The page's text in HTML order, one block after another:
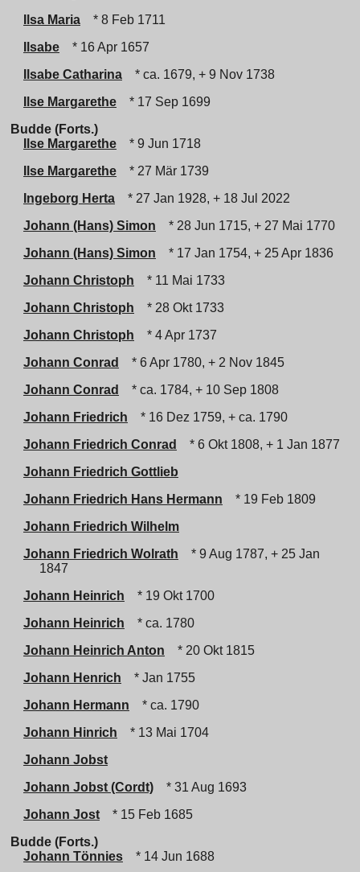
Ilsa Maria
* 8 Feb 1711
Ilsabe
* 16 Apr 1657
Ilsabe Catharina
* ca. 1679, + 9 Nov 1738
Ilse Margarethe
* 17 Sep 1699
Budde (Forts.)
Ilse Margarethe
* 9 Jun 1718
Ilse Margarethe
* 27 Mär 1739
Ingeborg Herta
* 27 Jan 1928, + 18 Jul 2022
Johann (Hans) Simon
* 28 Jun 1715, + 27 Mai 1770
Johann (Hans) Simon
* 17 Jan 1754, + 25 Apr 1836
Johann Christoph
* 11 Mai 1733
Johann Christoph
* 28 Okt 1733
Johann Christoph
* 4 Apr 1737
Johann Conrad
* 6 Apr 1780, + 2 Nov 1845
Johann Conrad
* ca. 1784, + 10 Sep 1808
Johann Friedrich
* 16 Dez 1759, + ca. 1790
Johann Friedrich Conrad
* 6 Okt 1808, + 1 Jan 1877
Johann Friedrich Gottlieb
Johann Friedrich Hans Hermann
* 19 Feb 1809
Johann Friedrich Wilhelm
Johann Friedrich Wolrath
* 9 Aug 1787, + 25 Jan
1847
Johann Heinrich
* 19 Okt 1700
Johann Heinrich
* ca. 1780
Johann Heinrich Anton
* 20 Okt 1815
Johann Henrich
* Jan 1755
Johann Hermann
* ca. 1790
Johann Hinrich
* 13 Mai 1704
Johann Jobst
Johann Jobst (Cordt)
* 31 Aug 1693
Johann Jost
* 15 Feb 1685
Budde (Forts.)
Johann Tönnies
* 14 Jun 1688